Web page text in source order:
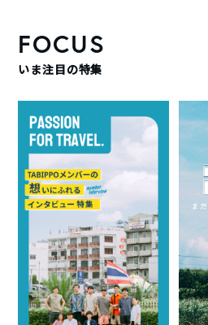
FOCUS
いま注目の特集